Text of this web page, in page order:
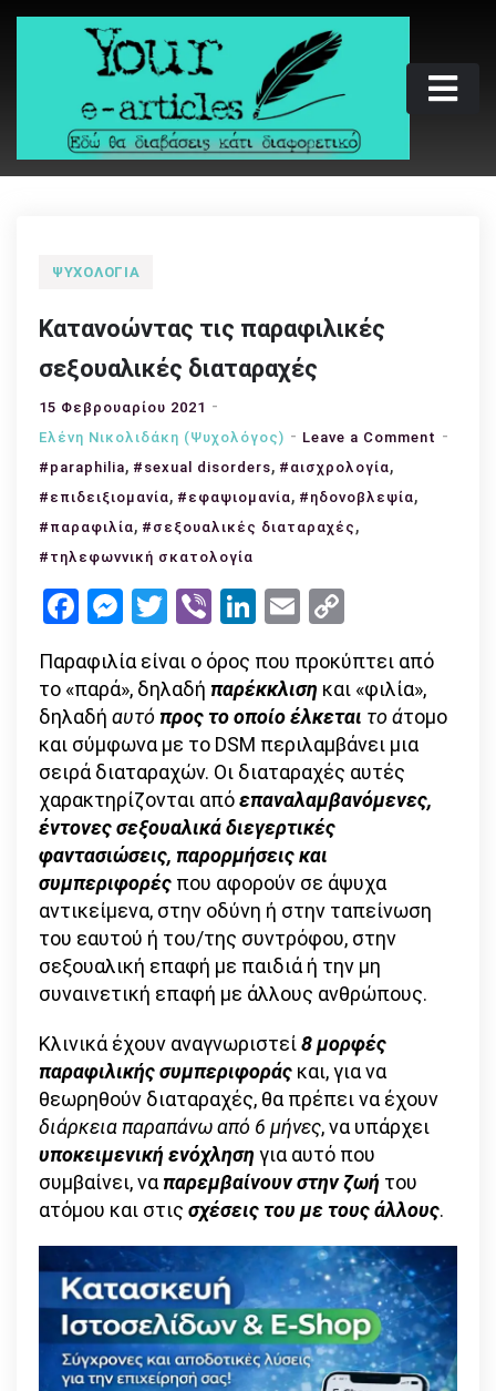
Skip
Your e-articles
Εδώ θα διαβάσεις κάτι διαφορετικό
ΨΥΧΟΛΟΓΊΑ
Κατανοώντας τις παραφιλικές
σεξουαλικές διαταραχές
15 Φεβρουαρίου 2021
Ελένη Νικολιδάκη (Ψυχολόγος)
Leave a Comment on
#paraphilia, #sexual disorders, #αισχρολογία,
#επιδειξιομανία, #εφαψιομανία, #ηδονοβλεψία,
#παραφιλία, #σεξουαλικές διαταραχές ,
#τηλεφωννική σκατολογία
Facebook
Messenger
Twitter
ViberLinkedIn
Email
Link
Παραφιλία είναι ο όρος που προκύπτει από
το «παρά», δηλαδή παρέκκλιση και «φιλία»,
δηλαδή αυτό προς το οποίο έλκεται το άτομο
και σύμφωνα με το DSM περιλαμβάνει μια
σειρά διαταραχών. Οι διαταραχές αυτές
χαρακτηρίζονται απόεπαναλαμβανόμενες,
έντονες σεξουαλικά διεγερτικές
φαντασιώσεις, παρορμήσεις και
συμπεριφορές που αφορούν σε άψυχα
αντικείμενα, στην οδύνη ή στην ταπείνωση
του εαυτού ή του/της συντρόφου, στην
σεξουαλική επαφή με παιδιά ή την μη
συναινετική επαφή με άλλους ανθρώπους.
Κλινικά έχουν αναγνωριστεί8 μορφές
παραφιλικής συμπεριφοράς και, για να
θεωρηθούν διαταραχές, θα πρέπει να έχουν
διάρκεια παραπάνω από 6 μήνες, να υπάρχει
υποκειμενική ενόχληση για αυτό που
συμβαίνει, ναπαρεμβαίνουν στην ζωή του
ατόμου και στις σχέσεις του με τους άλλους.